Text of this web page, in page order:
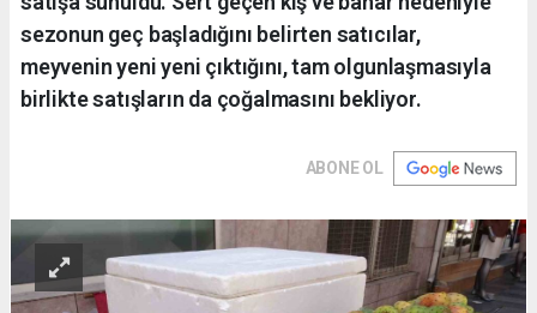
sezonun geç başladığını belirten satıcılar,
meyvenin yeni yeni çıktığını, tam olgunlaşmasıyla
birlikte satışların da çoğalmasını bekliyor.
ABONE OL